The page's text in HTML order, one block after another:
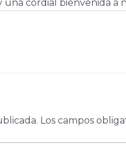
una cordial bienvenida a
Los campos